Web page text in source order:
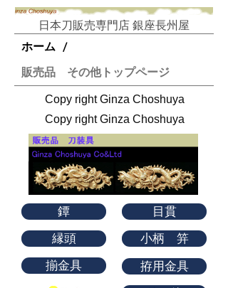
日本刀販売専門店 銀座長州屋​
ホーム /
販売品 その他トップページ
Copy right Ginza Choshuya
Copy right Ginza Choshuya
鐔
縁頭
揃金具
目貫
小柄 笄
拵用金具